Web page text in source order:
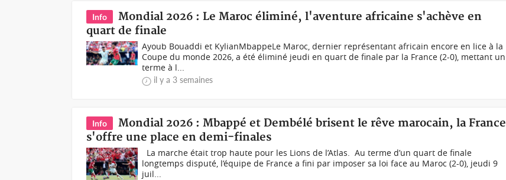
Info
Mondial 2026 : Le Maroc éliminé, l'aventure africaine s'achève en
quart de finale
Ayoub Bouaddi et KylianMbappeLe Maroc, dernier représentant africain encore en lice à la
Coupe du monde 2026, a été éliminé jeudi en quart de finale par la France (2-0), mettant un
terme à l...
il y a 3 semaines
Info
‎‎Mondial 2026 : Mbappé et Dembélé brisent le rêve marocain, la France
s'offre une place en demi-finales
‎ ‎ ‎La marche était trop haute pour les Lions de l’Atlas. ‎‎ ‎Au terme d’un quart de finale
longtemps disputé, l’équipe de France a fini par imposer sa loi face au Maroc (2-0), jeudi 9
juil...